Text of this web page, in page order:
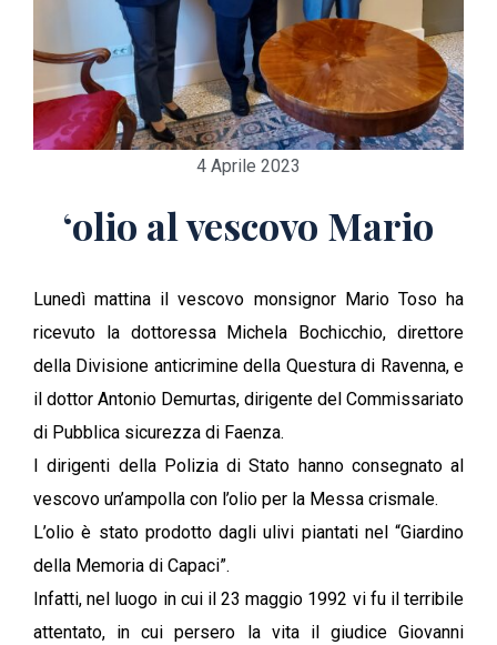
4 Aprile 2023
‘olio al vescovo Mario
Lunedì mattina il vescovo monsignor Mario Toso ha
ricevuto la dottoressa Michela Bochicchio, direttore
della Divisione anticrimine della Questura di Ravenna, e
il dottor Antonio Demurtas, dirigente del Commissariato
di Pubblica sicurezza di Faenza.
I dirigenti della Polizia di Stato hanno consegnato al
vescovo un’ampolla con l’olio per la Messa crismale.
L’olio è stato prodotto dagli ulivi piantati nel “Giardino
della Memoria di Capaci”.
Infatti, nel luogo in cui il 23 maggio 1992 vi fu il terribile
attentato, in cui persero la vita il giudice Giovanni